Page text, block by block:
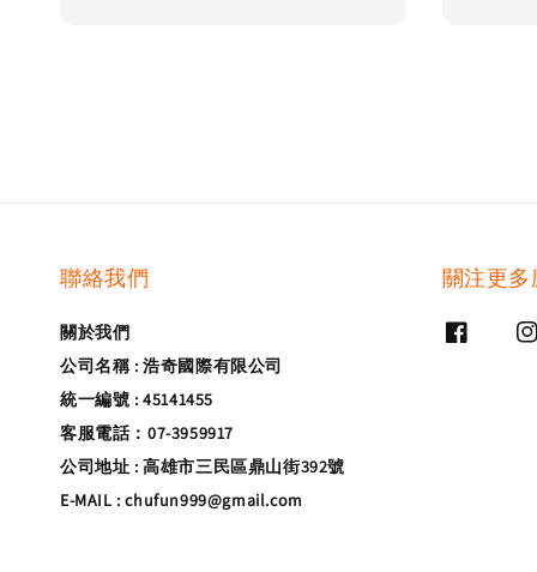
聯絡我們
關於我們
公司名稱 : 浩奇國際有限公司
統一編號 : 45141455
客服電話：07-3959917
公司地址 : 高雄市三民區鼎山街392號
E-MAIL : chufun999@gmail.com
關注更